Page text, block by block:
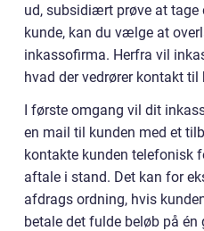
ud, subsidiært prøve at tage
kunde, kan du vælge at
inkassofirma. Herfra vil
hvad der vedrører kontakt til
I første omgang vil dit
en mail til kunden med et
kontakte kunden telefonisk
aftale i stand. Det kan for
afdrags ordning, hvis
betale det fulde beløb på